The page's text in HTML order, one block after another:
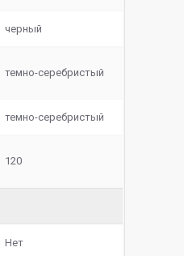
черный
темно-серебристый
темно-серебристый
120
Нет